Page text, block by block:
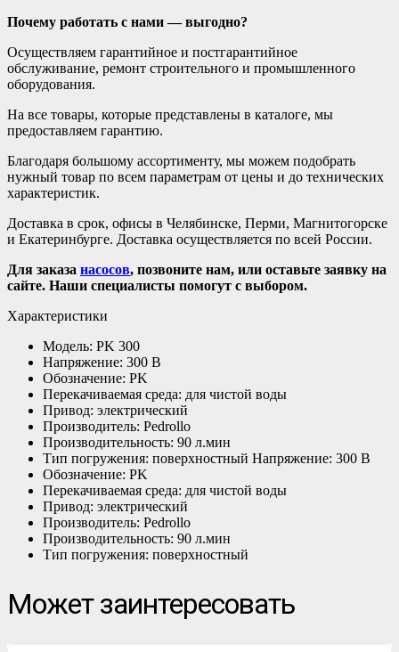
Почему работать с нами — выгодно?
Осуществляем гарантийное и постгарантийное
обслуживание, ремонт строительного и промышленного
оборудования.
На все товары, которые представлены в каталоге, мы
предоставляем гарантию.
Благодаря большому ассортименту, мы можем подобрать
нужный товар по всем параметрам от цены и до технических
характеристик.
Доставка в срок, офисы в Челябинске, Перми, Магнитогорске
и Екатеринбурге. Доставка осуществляется по всей России.
Для заказа насосов, позвоните нам, или оставьте заявку на
сайте. Наши специалисты помогут с выбором.
Характеристики
Модель: PK 300
Напряжение: 300 В
Обозначение: PK
Перекачиваемая среда: для чистой воды
Привод: электрический
Производитель: Pedrollo
Производительность: 90 л.мин
Тип погружения: поверхностный Напряжение: 300 В
Обозначение: PK
Перекачиваемая среда: для чистой воды
Привод: электрический
Производитель: Pedrollo
Производительность: 90 л.мин
Тип погружения: поверхностный
Может заинтересовать